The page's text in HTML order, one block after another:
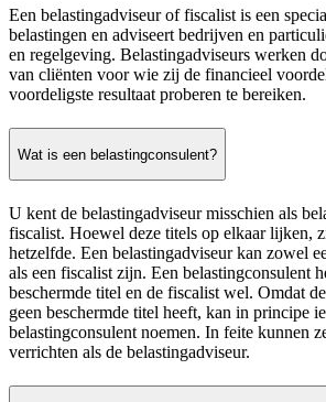
Een belastingadviseur of fiscalist is een
belastingen en adviseert bedrijven en
en regelgeving. Belastingadviseurs werken
van cliënten voor wie zij de financieel
voordeligste resultaat proberen te bereiken.
Wat is een belastingconsulent?
U kent de belastingadviseur misschien als
fiscalist. Hoewel deze titels op elkaar lijken,
hetzelfde. Een belastingadviseur kan zowel
als een fiscalist zijn. Een belastingconsulent
beschermde titel en de fiscalist wel. Omdat
geen beschermde titel heeft, kan in principe
belastingconsulent noemen. In feite kunnen
verrichten als de belastingadviseur.